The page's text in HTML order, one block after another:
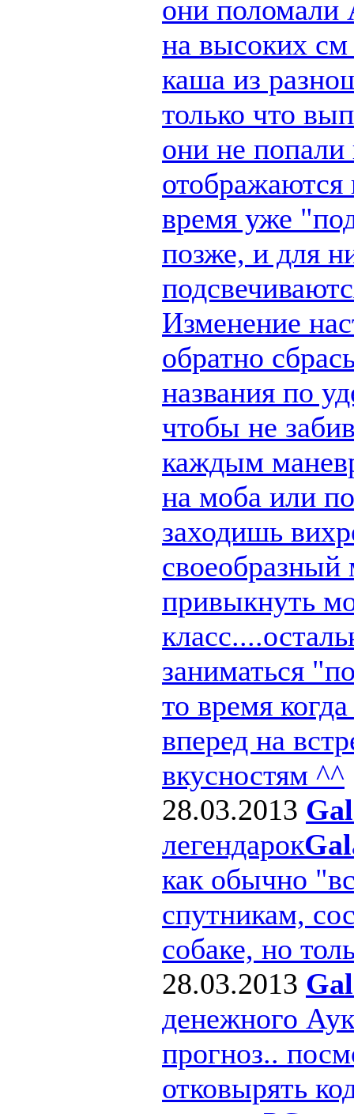
они поломали
на высоких
каша из
только что
они не попали
время уже
позже, и для
Изменение
обратно
названия по
чтобы не
каждым
на моба или
заходишь
своеобразный
привыкнуть
заниматься
то время
вперед на
вкусностям ^^
28.03.2013
легендарок
как обычно
спутникам,
собаке, но
28.03.2013
денежного
прогноз..
отковырять